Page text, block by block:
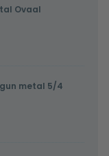
Ovaal
metal 5/4